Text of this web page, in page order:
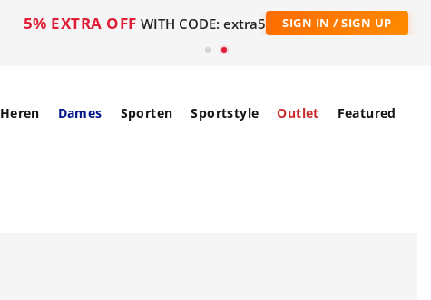
5% EXTRA OFF WITH CODE: extra5 SIGN IN / SIGN UP
Heren Dames Sporten Sportstyle Outlet Featured